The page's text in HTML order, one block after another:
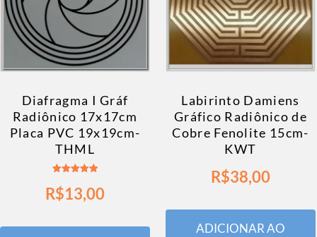
Diafragma I Gráf
Radiônico 17x17cm
Placa PVC 19x19cm-
THML
5.00
de 5
R$13,00
Labirinto Damiens
Gráfico Radiônico de
Cobre Fenolite 15cm-
KWT
R$38,00
ADICIONAR AO